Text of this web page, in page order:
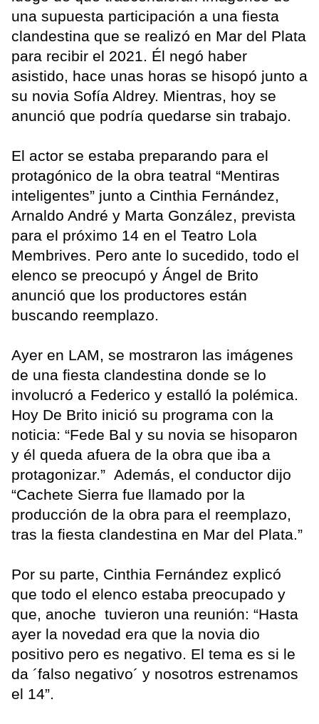
una supuesta participación a una fiesta
clandestina que se realizó en Mar del Plata
para recibir el 2021. Él negó haber
asistido, hace unas horas se hisopó junto a
su novia Sofía Aldrey. Mientras, hoy se
anunció que podría quedarse sin trabajo.
El actor se estaba preparando para el
protagónico de la obra teatral “Mentiras
inteligentes” junto a Cinthia Fernández,
Arnaldo André y Marta González, prevista
para el próximo 14 en el Teatro Lola
Membrives. Pero ante lo sucedido, todo el
elenco se preocupó y Ángel de Brito
anunció que los productores están
buscando reemplazo.
Ayer en LAM, se mostraron las imágenes
de una fiesta clandestina donde se lo
involucró a Federico y estalló la polémica.
Hoy De Brito inició su programa con la
noticia: “Fede Bal y su novia se hisoparon
y él queda afuera de la obra que iba a
protagonizar.” Además, el conductor dijo
“Cachete Sierra fue llamado por la
producción de la obra para el reemplazo,
tras la fiesta clandestina en Mar del Plata.”
Por su parte, Cinthia Fernández explicó
que todo el elenco estaba preocupado y
que, anoche tuvieron una reunión: “Hasta
ayer la novedad era que la novia dio
positivo pero es negativo. El tema es si le
da ´falso negativo´ y nosotros estrenamos
el 14”.